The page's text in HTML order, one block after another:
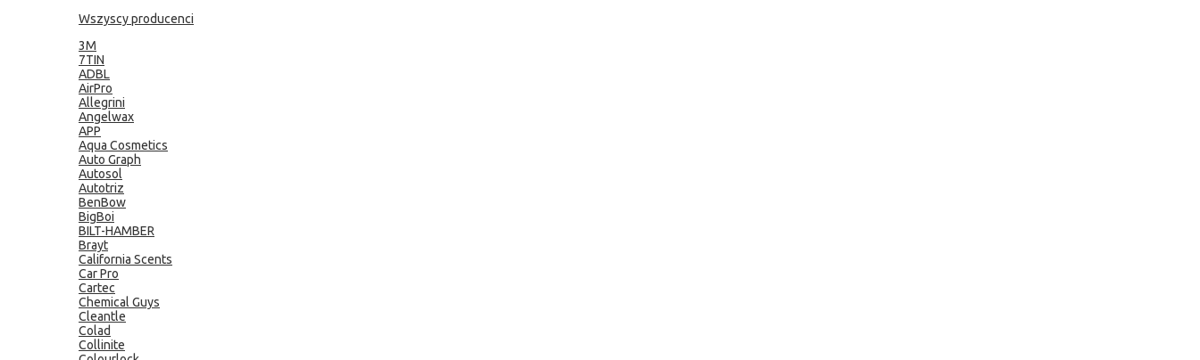
Wszyscy producenci
3M
7TIN
ADBL
AirPro
Allegrini
Angelwax
APP
Aqua Cosmetics
Auto Graph
Autosol
Autotriz
BenBow
BigBoi
BILT-HAMBER
Brayt
California Scents
Car Pro
Cartec
Chemical Guys
Cleantle
Colad
Collinite